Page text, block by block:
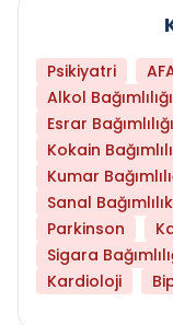
Psikiyatri
Alkol Bağımlılığı
Esrar Bağımlılığı
Kokain
Kumar
Sanal Bağımlılık
Parkinson
Sigara
Kardioloji